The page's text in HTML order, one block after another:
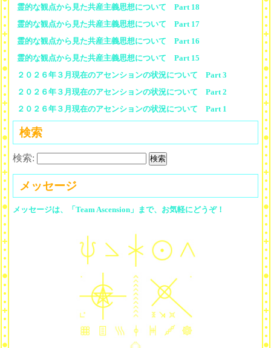
霊的な観点から見た共産主義思想について Part 18
霊的な観点から見た共産主義思想について Part 17
霊的な観点から見た共産主義思想について Part 16
霊的な観点から見た共産主義思想について Part 15
２０２６年３月現在のアセンションの状況について Part 3
２０２６年３月現在のアセンションの状況について Part 2
２０２６年３月現在のアセンションの状況について Part 1
検索
検索:
メッセージ
メッセージは、「Team Ascension」まで、お気軽にどうぞ！